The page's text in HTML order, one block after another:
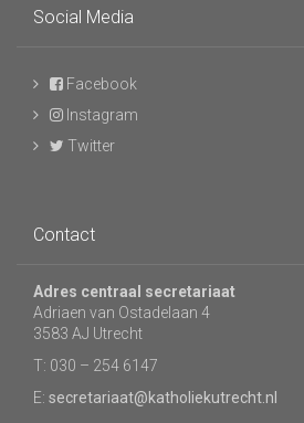
Social Media
Facebook
Instagram
Twitter
Contact
Adres centraal secretariaat
Adriaen van Ostadelaan 4
3583 AJ Utrecht
T: 030 – 254 6147
E: secretariaat@katholiekutrecht.nl